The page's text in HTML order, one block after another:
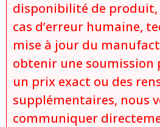
disponibilité de
cas d’erreur humaine,
mise à jour du
obtenir une soumission
un prix exact ou des
supplémentaires, nous
communiquer